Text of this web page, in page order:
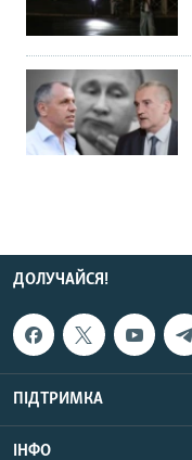
ДОЛУЧАЙСЯ!
ПІДТРИМКА
ІНФО